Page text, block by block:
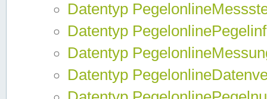
Datentyp
Datentyp
Datentyp
Datentyp